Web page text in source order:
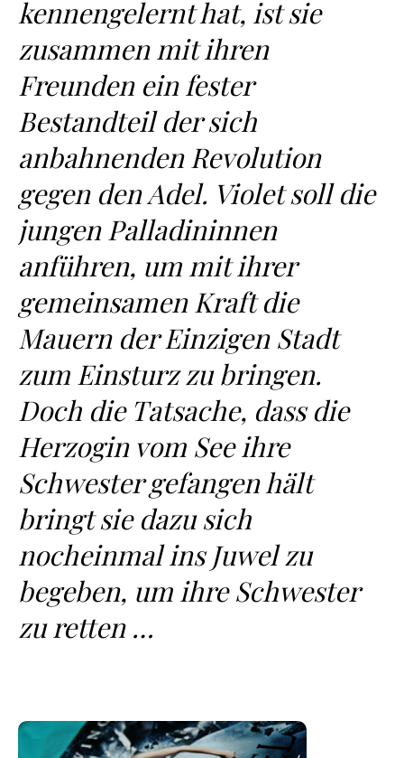
kennengelernt hat, ist sie
zusammen mit ihren
Freunden ein fester
Bestandteil der sich
anbahnenden Revolution
gegen den Adel. Violet soll die
jungen Palladininnen
anführen, um mit ihrer
gemeinsamen Kraft die
Mauern der Einzigen Stadt
zum Einsturz zu bringen.
Doch die Tatsache, dass die
Herzogin vom See ihre
Schwester gefangen hält
bringt sie dazu sich
nocheinmal ins Juwel zu
begeben, um ihre Schwester
zu retten …